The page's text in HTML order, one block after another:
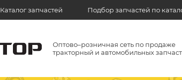
Каталог запчастей Подбор запчастей по
Оптово–розничная сеть по продаже
тракторный и автомобильных